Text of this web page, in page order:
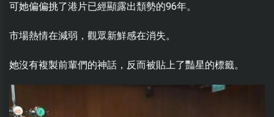
可她偏偏挑了港片已經顯露出頹勢的96年。
市場熱情在減弱，觀眾新鮮感在消失。
她沒有複製前輩們的神話，反而被貼上了豔星的標籤。